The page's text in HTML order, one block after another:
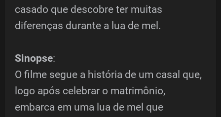
casado que descobre ter muitas
diferenças durante a lua de mel.
Sinopse:
O filme segue a história de um casal que,
logo após celebrar o matrimônio,
embarca em uma lua de mel que